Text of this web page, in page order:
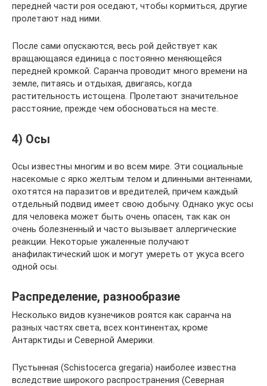
передней части роя оседают, чтобы кормиться, другие
пролетают над ними.
После сами опускаются, весь рой действует как
вращающаяся единица с постоянно меняющейся
передней кромкой. Саранча проводит много времени на
земле, питаясь и отдыхая, двигаясь, когда
растительность истощена. Пролетают значительное
расстояние, прежде чем обосноваться на месте.
4) Осы
Осы известны многим и во всем мире. Эти социальные
насекомые с ярко желтым телом и длинными антеннами,
охотятся на паразитов и вредителей, причем каждый
отдельный подвид имеет свою добычу. Однако укус осы
для человека может быть очень опасен, так как он
очень болезненный и часто вызывает аллергические
реакции. Некоторые ужаленные получают
анафилактический шок и могут умереть от укуса всего
одной осы.
Распределение, разнообразие
Несколько видов кузнечиков роятся как саранча на
разных частях света, всех континентах, кроме
Антарктиды и Северной Америки.
Пустынная (Schistocerca gregaria) наиболее известна
вследствие широкого распространения (Северная